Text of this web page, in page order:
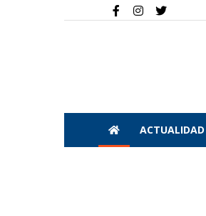
ACTUALIDAD